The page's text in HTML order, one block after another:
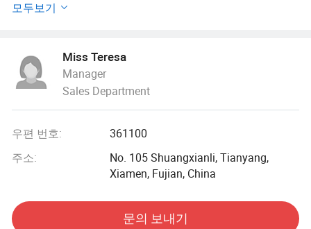
치해 있으며, 펀칭 부서를 포함하여 10000 평방 미터 이상
위한 원스톱 경로를 실현한, 아이들과 성인을 위한 모든 종
류의 팽창식 광고 제품 및 팽창식 게임을 연구, 개발 및 생산
에 집중한다. 주로 팽창식 스포츠 아치, 팽창식 댄서, 팽창식
카툰, 팽창식 탄력, 팽창식 슬라이드 및 모든 종류의 팽창식
인을 위해 모의들을 제공할 수 있는 자체 설계 부서를 가지
고 있습니다.
유럽, 미국, 호주, 중동, 아시아 등 전 세계에 제품을 판매하
여 GS 및 EN을 비롯한 모든 중요 안전 기준을 충족시킵니
모두보기
Miss Teresa
Manager
Sales Department
우편 번호:
361100
주소:
No. 105 Shuangxianli, Tianyang,
Xiamen, Fujian, China
문의 보내기